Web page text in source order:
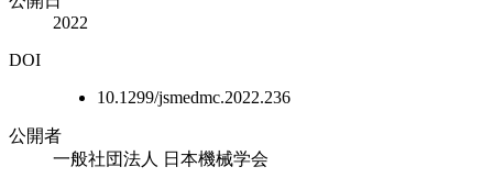
2022
DOI
10.1299/jsmedmc.2022.236
公開者
一般社団法人 日本機械学会